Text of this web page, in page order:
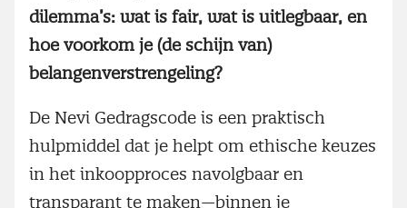
dilemma’s: wat is fair, wat is uitlegbaar, en
hoe voorkom je (de schijn van)
belangenverstrengeling?
De Nevi Gedragscode is een praktisch
hulpmiddel dat je helpt om ethische keuzes
in het inkoopproces navolgbaar en
transparant te maken—binnen je